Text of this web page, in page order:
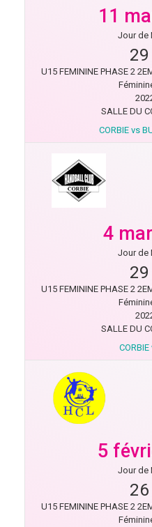
11
Jour de
29
U15 FEMININE PHASE 2
SALLE DU
CORBIE vs
4
Jour de
29
U15 FEMININE PHASE 2
SALLE DU
5
Jour de
26
U15 FEMININE PHASE 2